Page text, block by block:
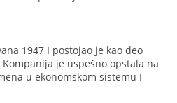
1947 I postojao je kao deo
je uspešno opstala na
u ekonomskom sistemu I